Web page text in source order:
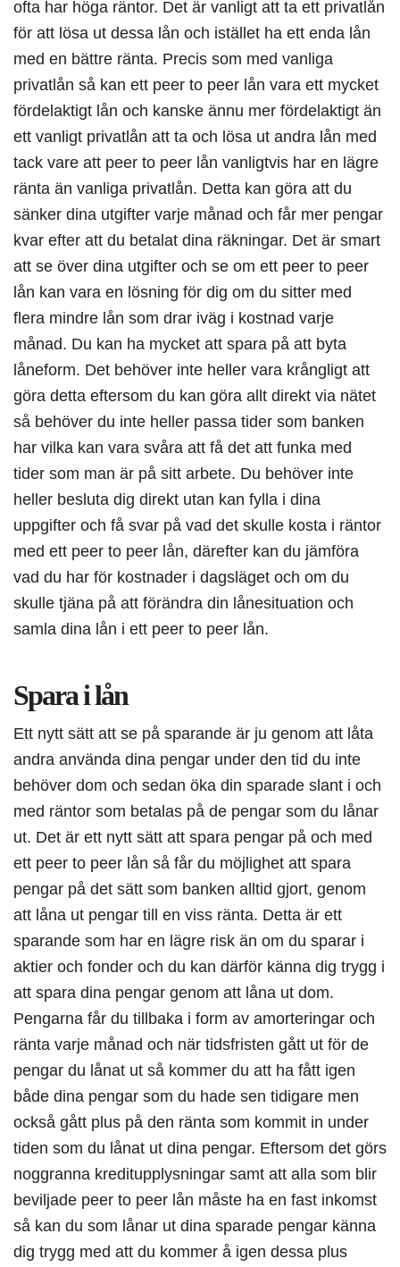
ofta har höga räntor. Det är vanligt att ta ett privatlån
för att lösa ut dessa lån och istället ha ett enda lån
med en bättre ränta. Precis som med vanliga
privatlån så kan ett peer to peer lån vara ett mycket
fördelaktigt lån och kanske ännu mer fördelaktigt än
ett vanligt privatlån att ta och lösa ut andra lån med
tack vare att peer to peer lån vanligtvis har en lägre
ränta än vanliga privatlån. Detta kan göra att du
sänker dina utgifter varje månad och får mer pengar
kvar efter att du betalat dina räkningar. Det är smart
att se över dina utgifter och se om ett peer to peer
lån kan vara en lösning för dig om du sitter med
flera mindre lån som drar iväg i kostnad varje
månad. Du kan ha mycket att spara på att byta
låneform. Det behöver inte heller vara krångligt att
göra detta eftersom du kan göra allt direkt via nätet
så behöver du inte heller passa tider som banken
har vilka kan vara svåra att få det att funka med
tider som man är på sitt arbete. Du behöver inte
heller besluta dig direkt utan kan fylla i dina
uppgifter och få svar på vad det skulle kosta i räntor
med ett peer to peer lån, därefter kan du jämföra
vad du har för kostnader i dagsläget och om du
skulle tjäna på att förändra din lånesituation och
samla dina lån i ett peer to peer lån.
Spara i lån
Ett nytt sätt att se på sparande är ju genom att låta
andra använda dina pengar under den tid du inte
behöver dom och sedan öka din sparade slant i och
med räntor som betalas på de pengar som du lånar
ut. Det är ett nytt sätt att spara pengar på och med
ett peer to peer lån så får du möjlighet att spara
pengar på det sätt som banken alltid gjort, genom
att låna ut pengar till en viss ränta. Detta är ett
sparande som har en lägre risk än om du sparar i
aktier och fonder och du kan därför känna dig trygg i
att spara dina pengar genom att låna ut dom.
Pengarna får du tillbaka i form av amorteringar och
ränta varje månad och när tidsfristen gått ut för de
pengar du lånat ut så kommer du att ha fått igen
både dina pengar som du hade sen tidigare men
också gått plus på den ränta som kommit in under
tiden som du lånat ut dina pengar. Eftersom det görs
noggranna kreditupplysningar samt att alla som blir
beviljade peer to peer lån måste ha en fast inkomst
så kan du som lånar ut dina sparade pengar känna
dig trygg med att du kommer å igen dessa plus